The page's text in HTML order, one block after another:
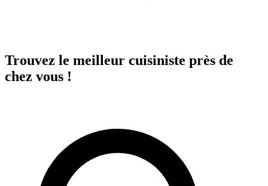
Trouvez le meilleur cuisiniste près de
chez vous !